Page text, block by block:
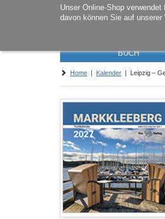
Unser Online-Shop
davon können Sie auf
BUCH
Home | Kalender | Leipzig –